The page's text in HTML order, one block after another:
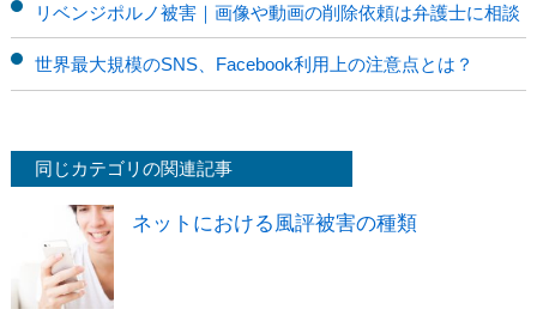
リベンジポルノ被害｜画像や動画の削除依頼は弁護士に相談
世界最大規模のSNS、Facebook利用上の注意点とは？
同じカテゴリの関連記事
ネットにおける風評被害の種類